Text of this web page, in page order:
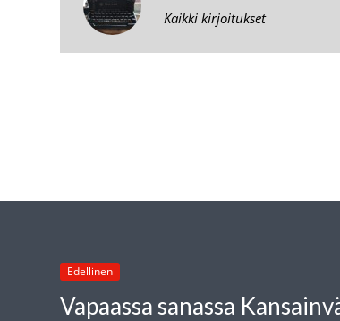
Kaikki kirjoitukset
Edellinen